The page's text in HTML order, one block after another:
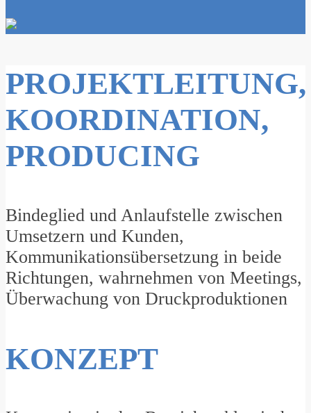
PROJEKTLEITUNG,
KOORDINATION,
PRODUCING
Bindeglied und Anlaufstelle zwischen
Umsetzern und Kunden,
Kommunikationsübersetzung in beide
Richtungen, wahrnehmen von Meetings,
Überwachung von Druckproduktionen
KONZEPT